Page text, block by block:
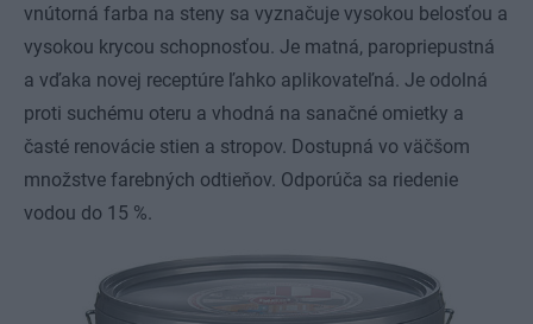
vnútorná farba na steny sa vyznačuje vysokou belosťou a
vysokou krycou schopnosťou. Je matná, paropriepustná
a vďaka novej receptúre ľahko aplikovateľná. Je odolná
proti suchému oteru a vhodná na sanačné omietky a
časté renovácie stien a stropov. Dostupná vo väčšom
množstve farebných odtieňov. Odporúča sa riedenie
vodou do 15 %.